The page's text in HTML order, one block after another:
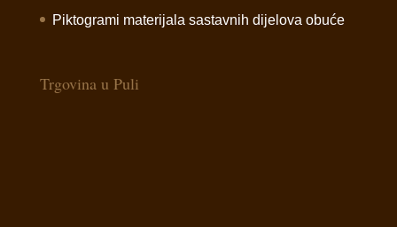
Piktogrami materijala sastavnih dijelova obuće
Trgovina u Puli